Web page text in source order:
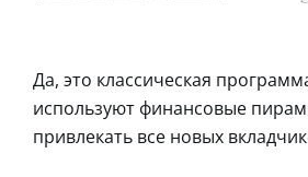
Да, это классическая
используют финансовые
привлекать все новых